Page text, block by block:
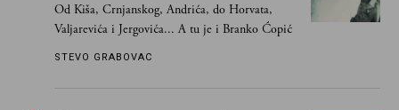
Od Kiša, Crnjanskog, Andrića, do Horvata,
Valjarevića i Jergovića... A tu je i Branko Ćopić
STEVO GRABOVAC